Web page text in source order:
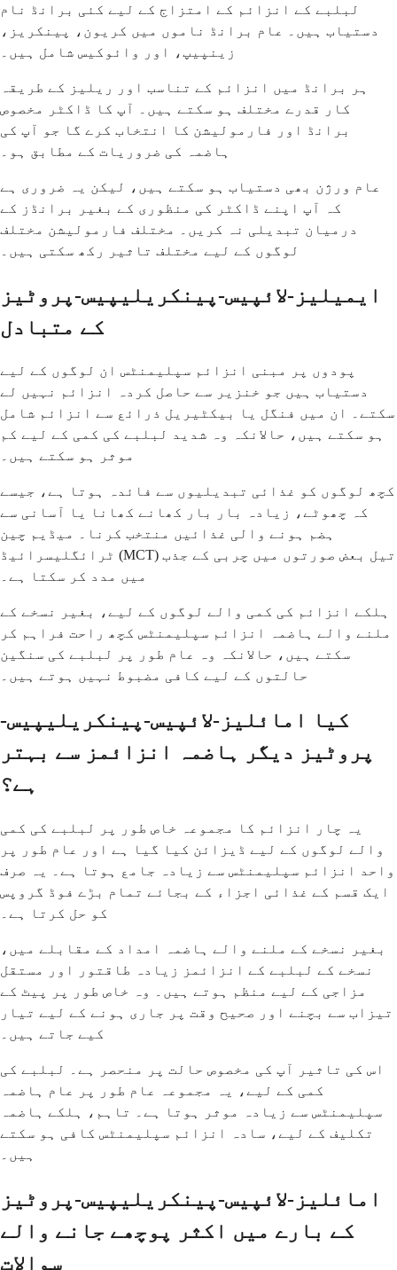
لبلبے کے انزائم کے امتزاج کے لیے کئی برانڈ نام
دستیاب ہیں۔ عام برانڈ ناموں میں کریون، پینکریز،
زینپیپ، اور وائوکیس شامل ہیں۔
ہر برانڈ میں انزائم کے تناسب اور ریلیز کے طریقہ
کار قدرے مختلف ہو سکتے ہیں۔ آپ کا ڈاکٹر مخصوص
برانڈ اور فارمولیشن کا انتخاب کرے گا جو آپ کی
ہاضمہ کی ضروریات کے مطابق ہو۔
عام ورژن بھی دستیاب ہو سکتے ہیں، لیکن یہ ضروری ہے
کہ آپ اپنے ڈاکٹر کی منظوری کے بغیر برانڈز کے
درمیان تبدیلی نہ کریں۔ مختلف فارمولیشن مختلف
لوگوں کے لیے مختلف تاثیر رکھ سکتی ہیں۔
ایمیلیز-لائپیس-پینکریلیپیس-پروٹیز
کے متبادل
پودوں پر مبنی انزائم سپلیمنٹس ان لوگوں کے لیے
دستیاب ہیں جو خنزیر سے حاصل کردہ انزائم نہیں لے
سکتے۔ ان میں فنگل یا بیکٹیریل ذرائع سے انزائم شامل
ہو سکتے ہیں، حالانکہ وہ شدید لبلبے کی کمی کے لیے کم
موثر ہو سکتے ہیں۔
کچھ لوگوں کو غذائی تبدیلیوں سے فائدہ ہوتا ہے، جیسے
کہ چھوٹے، زیادہ بار بار کھانے کھانا یا آسانی سے
ہضم ہونے والی غذائیں منتخب کرنا۔ میڈیم چین
ٹرائگلیسرائیڈ (MCT) تیل بعض صورتوں میں چربی کے جذب
میں مدد کر سکتا ہے۔
ہلکے انزائم کی کمی والے لوگوں کے لیے، بغیر نسخے کے
ملنے والے ہاضمہ انزائم سپلیمنٹس کچھ راحت فراہم کر
سکتے ہیں، حالانکہ وہ عام طور پر لبلبے کی سنگین
حالتوں کے لیے کافی مضبوط نہیں ہوتے ہیں۔
کیا امائلیز-لائپیس-پینکریلیپیس-
پروٹیز دیگر ہاضمہ انزائمز سے بہتر
ہے؟
یہ چار انزائم کا مجموعہ خاص طور پر لبلبے کی کمی
والے لوگوں کے لیے ڈیزائن کیا گیا ہے اور عام طور پر
واحد انزائم سپلیمنٹس سے زیادہ جامع ہوتا ہے۔ یہ صرف
ایک قسم کے غذائی اجزاء کے بجائے تمام بڑے فوڈ گروپس
کو حل کرتا ہے۔
بغیر نسخے کے ملنے والے ہاضمہ امداد کے مقابلے میں،
نسخے کے لبلبے کے انزائمز زیادہ طاقتور اور مستقل
مزاجی کے لیے منظم ہوتے ہیں۔ وہ خاص طور پر پیٹ کے
تیزاب سے بچنے اور صحیح وقت پر جاری ہونے کے لیے تیار
کیے جاتے ہیں۔
اس کی تاثیر آپ کی مخصوص حالت پر منحصر ہے۔ لبلبے کی
کمی کے لیے، یہ مجموعہ عام طور پر عام ہاضمہ
سپلیمنٹس سے زیادہ موثر ہوتا ہے۔ تاہم، ہلکے ہاضمہ
تکلیف کے لیے، سادہ انزائم سپلیمنٹس کافی ہو سکتے
ہیں۔
امائلیز-لائپیس-پینکریلیپیس-پروٹیز
کے بارے میں اکثر پوچھے جانے والے
سوالات